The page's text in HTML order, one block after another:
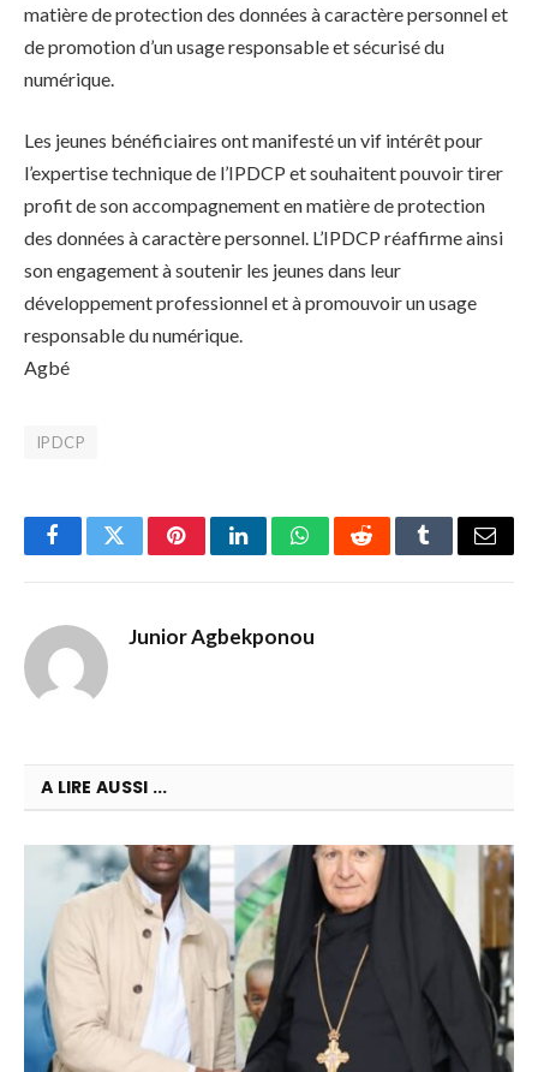
matière de protection des données à caractère personnel et
de promotion d’un usage responsable et sécurisé du
numérique.
Les jeunes bénéficiaires ont manifesté un vif intérêt pour
l’expertise technique de l’IPDCP et souhaitent pouvoir tirer
profit de son accompagnement en matière de protection
des données à caractère personnel. L’IPDCP réaffirme ainsi
son engagement à soutenir les jeunes dans leur
développement professionnel et à promouvoir un usage
responsable du numérique.
Agbé
IPDCP
FacebookTwitterPinterestLinkedInWhatsAppRedditTumblrEmail
Junior Agbekponou
A LIRE AUSSI ...